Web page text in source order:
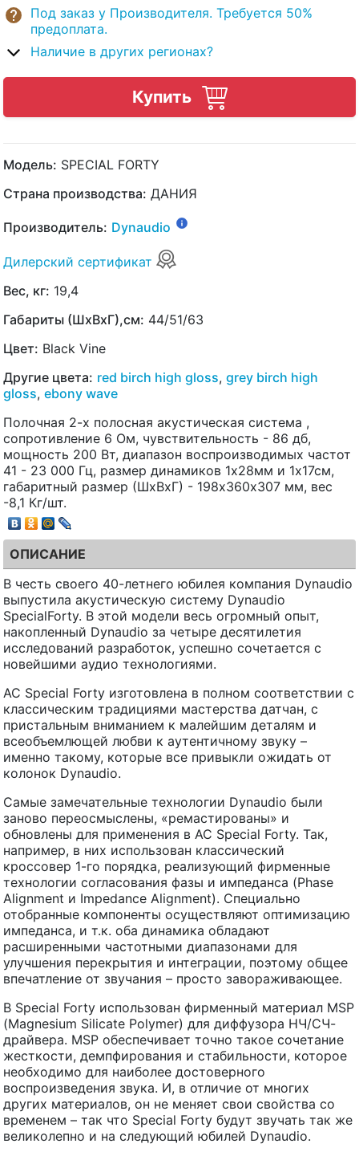
Под заказ у Производителя. Требуется 50%
предоплата.
Наличие в других регионах?
Купить
Модель: SPECIAL FORTY
Страна производства: ДАНИЯ
Производитель: Dynaudio
Дилерский сертификат
Вес, кг: 19,4
Габариты (ШхВхГ),см: 44/51/63
Цвет: Black Vine
Другие цвета: red birch high gloss, grey birch high
gloss, ebony wave
Полочная 2-х полосная акустическая система ,
сопротивление 6 Ом, чувствительность - 86 дб,
мощность 200 Вт, диапазон воспроизводимых частот
41 - 23 000 Гц, размер динамиков 1х28мм и 1х17см,
габаритный размер (ШхВхГ) - 198х360х307 мм, вес
-8,1 Кг/шт.
ОПИСАНИЕ
В честь своего 40-летнего юбилея компания Dynaudio
выпустила акустическую систему Dynaudio
SpecialForty. В этой модели весь огромный опыт,
накопленный Dynaudio за четыре десятилетия
исследований разработок, успешно сочетается с
новейшими аудио технологиями.
АС Special Forty изготовлена в полном соответствии с
классическим традициями мастерства датчан, с
пристальным вниманием к малейшим деталям и
всеобъемлющей любви к аутентичному звуку –
именно такому, которые все привыкли ожидать от
колонок Dynaudio.
Самые замечательные технологии Dynaudio были
заново переосмыслены, «ремастированы» и
обновлены для применения в АС Special Forty. Так,
например, в них использован классический
кроссовер 1-го порядка, реализующий фирменные
технологии согласования фазы и импеданса (Phase
Alignment и Impedance Alignment). Специально
отобранные компоненты осуществляют оптимизацию
импеданса, и т.к. оба динамика обладают
расширенными частотными диапазонами для
улучшения перекрытия и интеграции, поэтому общее
впечатление от звучания – просто завораживающее.
В Special Forty использован фирменный материал MSP
(Magnesium Silicate Polymer) для диффузора НЧ/СЧ-
драйвера. MSP обеспечивает точно такое сочетание
жесткости, демпфирования и стабильности, которое
необходимо для наиболее достоверного
воспроизведения звука. И, в отличие от многих
других материалов, он не меняет свои свойства со
временем – так что Special Forty будут звучать так же
великолепно и на следующий юбилей Dynaudio.